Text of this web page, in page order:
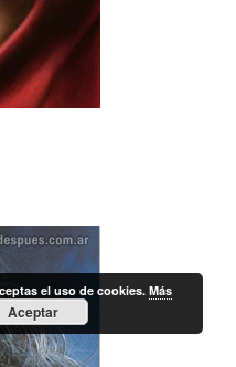
el uso de cookies. Más
Aceptar